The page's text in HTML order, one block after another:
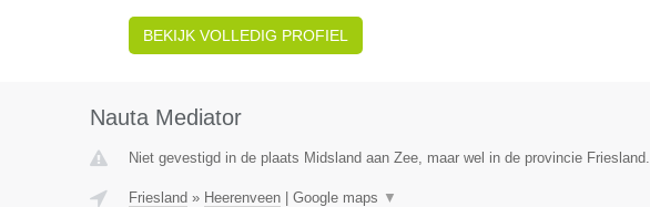
BEKIJK VOLLEDIG PROFIEL
Nauta Mediator
Niet gevestigd in de plaats Midsland aan Zee, maar wel in de provincie Friesland.
Friesland » Heerenveen| Google maps ▼